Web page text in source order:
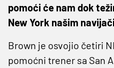
pomoći će nam dok
New York našim
Brown je osvojio četiri
pomoćni trener sa San